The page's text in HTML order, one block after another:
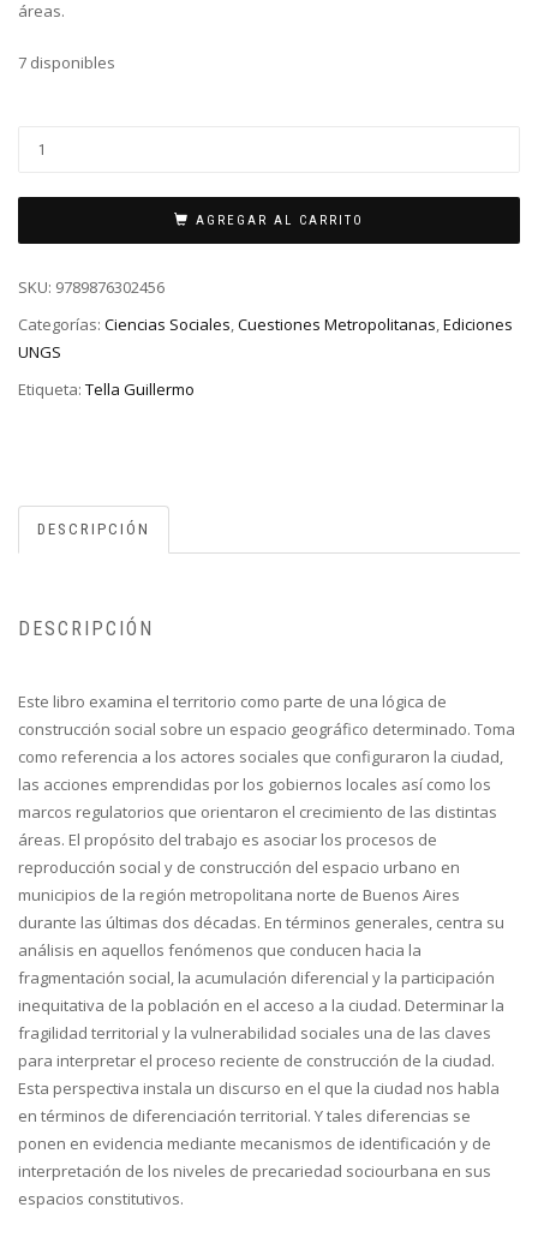
áreas.
7 disponibles
AGREGAR AL CARRITO
SKU: 9789876302456
Categorías: Ciencias Sociales,Cuestiones Metropolitanas,Ediciones
UNGS
Etiqueta: Tella Guillermo
DESCRIPCIÓN
DESCRIPCIÓN
Este libro examina el territorio como parte de una lógica de
construcción social sobre un espacio geográfico determinado. Toma
como referencia a los actores sociales que configuraron la ciudad,
las acciones emprendidas por los gobiernos locales así como los
marcos regulatorios que orientaron el crecimiento de las distintas
áreas. El propósito del trabajo es asociar los procesos de
reproducción social y de construcción del espacio urbano en
municipios de la región metropolitana norte de Buenos Aires
durante las últimas dos décadas. En términos generales, centra su
análisis en aquellos fenómenos que conducen hacia la
fragmentación social, la acumulación diferencial y la participación
inequitativa de la población en el acceso a la ciudad. Determinar la
fragilidad territorial y la vulnerabilidad sociales una de las claves
para interpretar el proceso reciente de construcción de la ciudad.
Esta perspectiva instala un discurso en el que la ciudad nos habla
en términos de diferenciación territorial. Y tales diferencias se
ponen en evidencia mediante mecanismos de identificación y de
interpretación de los niveles de precariedad sociourbana en sus
espacios constitutivos.